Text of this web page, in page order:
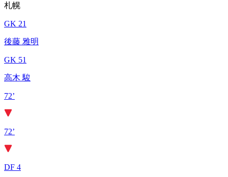
札幌
GK 21
後藤 雅明
GK 51
高木 駿
72’
72’
DF 4